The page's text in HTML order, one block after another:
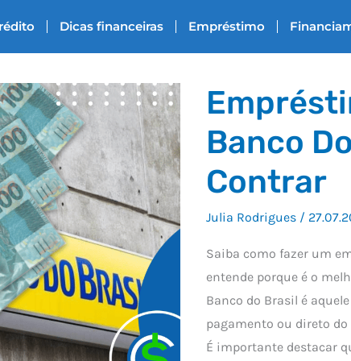
Dicas financeiras Empréstimo
Banco
Contrar
Julia Rodrigues /
Saiba como fazer um
entende porque é o
Banco do Brasil é
pagamento ou direto
É importante destacar